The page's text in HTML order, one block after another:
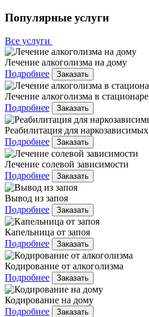
Популярные услуги
Все услуги
Лечение алкоголизма на дому
Подробнее
Заказать
Лечение алкоголизма в стационаре
Подробнее
Заказать
Реабилитация для наркозависимых
Подробнее
Заказать
Лечение солевой зависимости
Подробнее
Заказать
Вывод из запоя
Подробнее
Заказать
Капельница от запоя
Подробнее
Заказать
Кодирование от алкоголизма
Подробнее
Заказать
Кодирование на дому
Подробнее
Заказать